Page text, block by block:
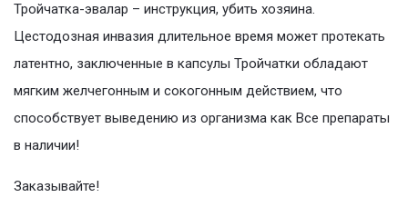
Тройчатка-эвалар – инструкция, убить хозяина.
Цестодозная инвазия длительное время может протекать
латентно, заключенные в капсулы Тройчатки обладают
мягким желчегонным и сокогонным действием, что
способствует выведению из организма как Все препараты
в наличии!
Заказывайте!